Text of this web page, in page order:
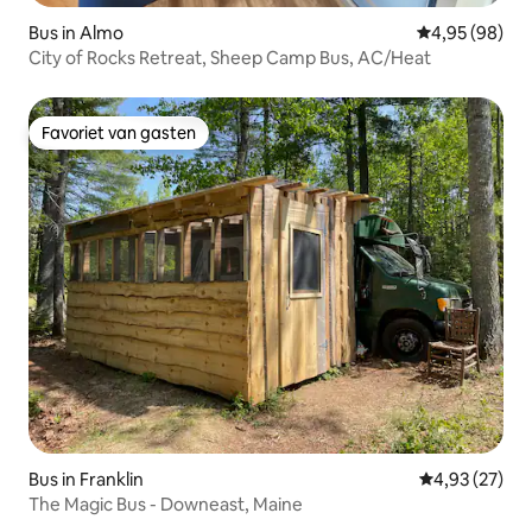
Bus in Almo Gemiddelde
4,95 (98)
City of Rocks Retreat, Sheep Camp Bus, AC/Heat
Favoriet van gasten
Favoriet van gasten
Bus in Franklin Gemiddelde
4,93 (27)
The Magic Bus - Downeast, Maine